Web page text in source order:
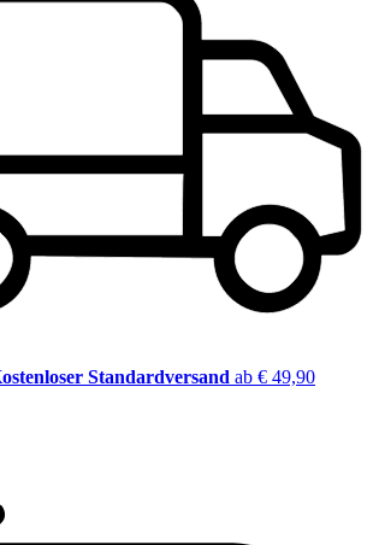
Standardversand ab € 49,90